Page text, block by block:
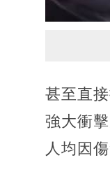
甚至直
強大衝
人均因